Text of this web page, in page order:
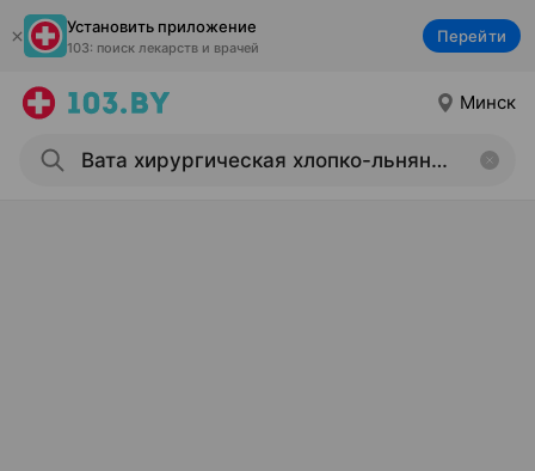
Установить приложение
103: поиск лекарств и врачей
Перейти
Минск